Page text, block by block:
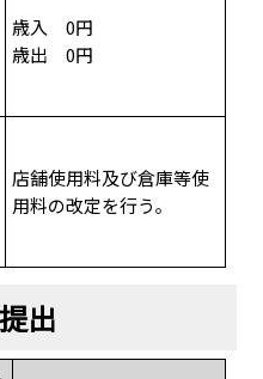
歳入 0円
歳出 0円
店舗使用料及び倉庫等使
用料の改定を行う｡
出